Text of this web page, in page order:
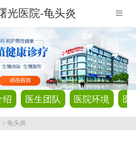
光医院-龟头炎
绍 医生团队 医院环境 医
> 龟头炎